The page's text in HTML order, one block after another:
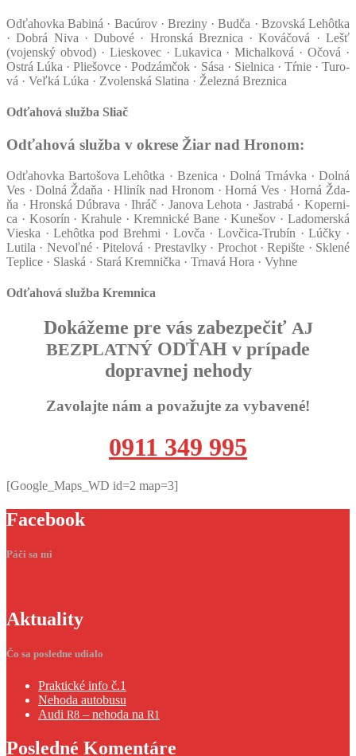
Odťa­hov­ka Babi­ná · Bacú­rov · Bre­zi­ny · Bud­ča · Bzov­ská Lehôt­ka
· Dob­rá Niva · Dubo­vé · Hron­ská Brez­ni­ca · Ková­čo­vá · Lešť
(vojen­ský obvod) · Lies­ko­vec · Luka­vi­ca · Michal­ko­vá · Očo­vá ·
Ostrá Lúka · Plie­šov­ce · Podzám­čok · Sása · Siel­ni­ca · Tŕnie · Turo­
vá · Veľ­ká Lúka · Zvo­len­ská Sla­ti­na · Želez­ná Brez­ni­ca
Odťahová služba Sliač
Odťahová služba v okrese Žiar nad Hronom:
Odťa­hov­ka Bar­to­šo­va Lehôt­ka · Bze­ni­ca · Dol­ná Trnáv­ka · Dol­ná
Ves · Dol­ná Žda­ňa · Hli­ník nad Hro­nom · Hor­ná Ves · Hor­ná Žda­
ňa · Hron­ská Dúb­ra­va · Ihráč · Jano­va Leho­ta · Jas­tra­bá · Koper­ni­
ca · Koso­rín · Kra­hu­le · Krem­nic­ké Bane · Kune­šov · Lado­mer­ská
Vies­ka · Lehôt­ka pod Breh­mi · Lov­ča · Lov­či­ca-Tru­bín · Lúč­ky ·
Luti­la · Nevoľ­né · Pite­lo­vá · Pre­sta­vl­ky · Pro­chot · Repiš­te · Skle­né
Tep­li­ce · Slas­ká · Sta­rá Krem­nič­ka · Trna­vá Hora · Vyh­ne
Odťahová služba Kremnica
Dokážeme pre vás zabezpečiť AJ
BEZPLATNÝ ODŤAH v prípade
dopravnej nehody
Zavolajte nám a považujte za vybavené!
0911 349 995
[Google_Maps_WD id=2 map=3]
Facebook
Páči sa mi
Aktuality
Čo sa posledne udialo
Praktické info č.1
Nehoda autobusu
Audi R8 – nehoda na R1
Posledné Komentáre